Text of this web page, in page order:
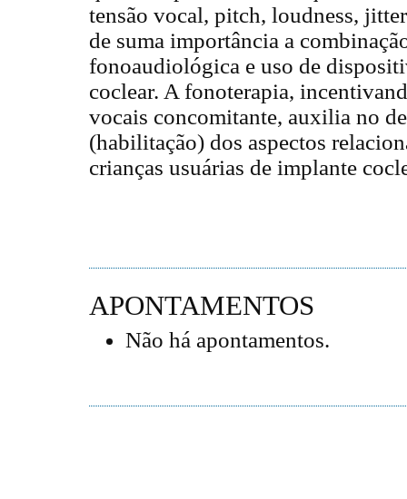
tensão vocal, pitch, loudness,
de suma importância a
fonoaudiológica e uso de
coclear. A fonoterapia,
vocais concomitante, auxilia no
(habilitação) dos aspectos
crianças usuárias de implante
APONTAMENTOS
Não há apontamentos.